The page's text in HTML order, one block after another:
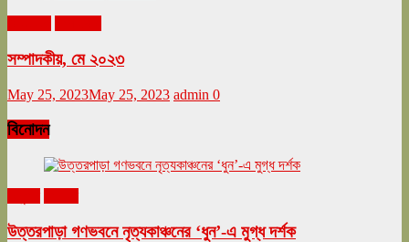
সম্পাদকীয়, মে ২০২৩
May 25, 2023May 25, 2023 admin 0
বিনোদন
উত্তরপাড়া গণভবনে নৃত্যকাঞ্চনের ‘ধুন’-এ মুগ্ধ দর্শক